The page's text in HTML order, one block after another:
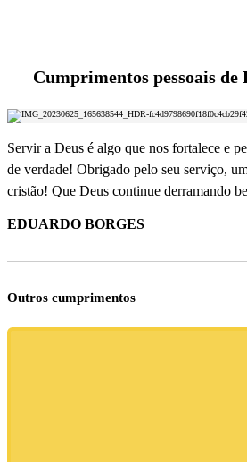
Cumprimentos pessoais de
Servir a Deus é algo que nos fortalece e
de verdade! Obrigado pelo seu serviço,
cristão! Que Deus continue derramando
EDUARDO BORGES
Outros cumprimentos